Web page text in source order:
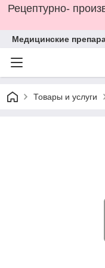
Рецептурно-
Медицинские
Товары и услуги